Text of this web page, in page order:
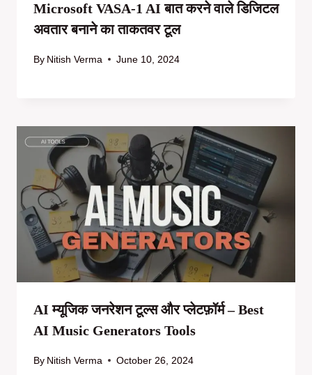
Microsoft VASA-1 AI बात करने वाले डिजिटल
अवतार बनाने का ताकतवर टूल
By Nitish Verma June 10, 2024
AI म्यूजिक जनरेशन टूल्स और प्लेटफ़ॉर्म – Best
AI Music Generators Tools
By Nitish Verma October 26, 2024